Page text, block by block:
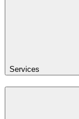
Services